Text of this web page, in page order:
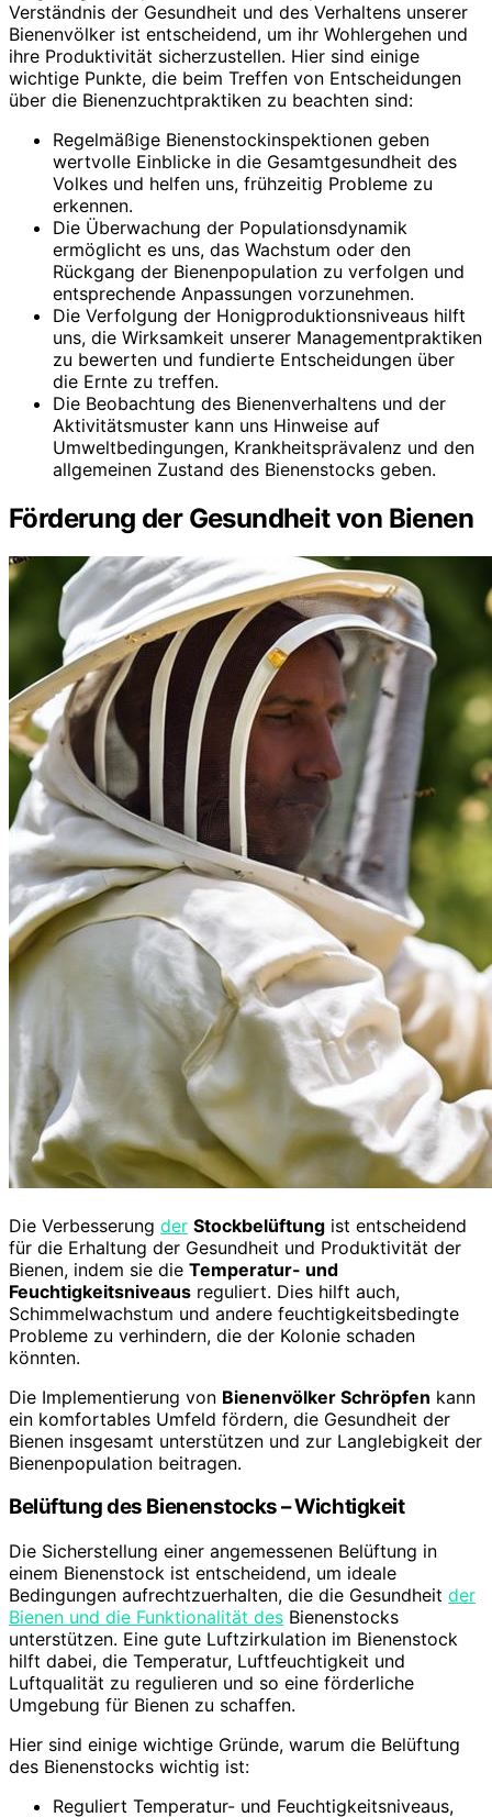
Verständnis der Gesundheit und des Verhaltens unserer
Bienenvölker ist entscheidend, um ihr Wohlergehen und
ihre Produktivität sicherzustellen. Hier sind einige
wichtige Punkte, die beim Treffen von Entscheidungen
über die Bienenzuchtpraktiken zu beachten sind:
Regelmäßige Bienenstockinspektionen geben
wertvolle Einblicke in die Gesamtgesundheit des
Volkes und helfen uns, frühzeitig Probleme zu
erkennen.
Die Überwachung der Populationsdynamik
ermöglicht es uns, das Wachstum oder den
Rückgang der Bienenpopulation zu verfolgen und
entsprechende Anpassungen vorzunehmen.
Die Verfolgung der Honigproduktionsniveaus hilft
uns, die Wirksamkeit unserer Managementpraktiken
zu bewerten und fundierte Entscheidungen über
die Ernte zu treffen.
Die Beobachtung des Bienenverhaltens und der
Aktivitätsmuster kann uns Hinweise auf
Umweltbedingungen, Krankheitsprävalenz und den
allgemeinen Zustand des Bienenstocks geben.
Förderung der Gesundheit von Bienen
Die Verbesserung der Stockbelüftung ist entscheidend
für die Erhaltung der Gesundheit und Produktivität der
Bienen, indem sie die Temperatur- und
Feuchtigkeitsniveaus reguliert. Dies hilft auch,
Schimmelwachstum und andere feuchtigkeitsbedingte
Probleme zu verhindern, die der Kolonie schaden
könnten.
Die Implementierung von Bienenvölker Schröpfen kann
ein komfortables Umfeld fördern, die Gesundheit der
Bienen insgesamt unterstützen und zur Langlebigkeit der
Bienenpopulation beitragen.
Belüftung des Bienenstocks – Wichtigkeit
Die Sicherstellung einer angemessenen Belüftung in
einem Bienenstock ist entscheidend, um ideale
Bedingungen aufrechtzuerhalten, die die Gesundheit der
Bienen und die Funktionalität des Bienenstocks
unterstützen. Eine gute Luftzirkulation im Bienenstock
hilft dabei, die Temperatur, Luftfeuchtigkeit und
Luftqualität zu regulieren und so eine förderliche
Umgebung für Bienen zu schaffen.
Hier sind einige wichtige Gründe, warum die Belüftung
des Bienenstocks wichtig ist:
Reguliert Temperatur- und Feuchtigkeitsniveaus,